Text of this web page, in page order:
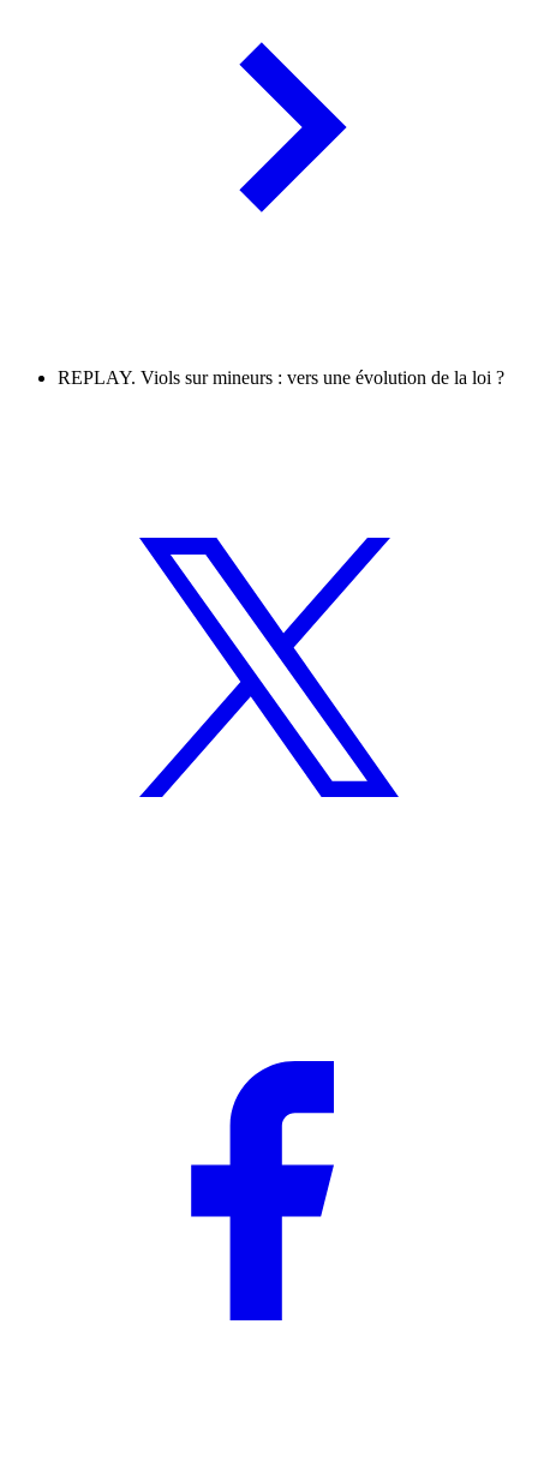
REPLAY. Viols sur mineurs : vers une évolution de la loi ?